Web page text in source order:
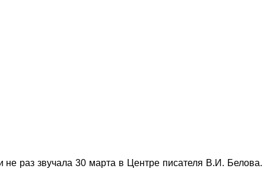
не раз звучала 30 марта в Центре писателя В.И. Белова.